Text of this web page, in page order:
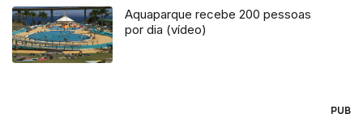
Aquaparque recebe 200 pessoas
por dia (vídeo)
PUB